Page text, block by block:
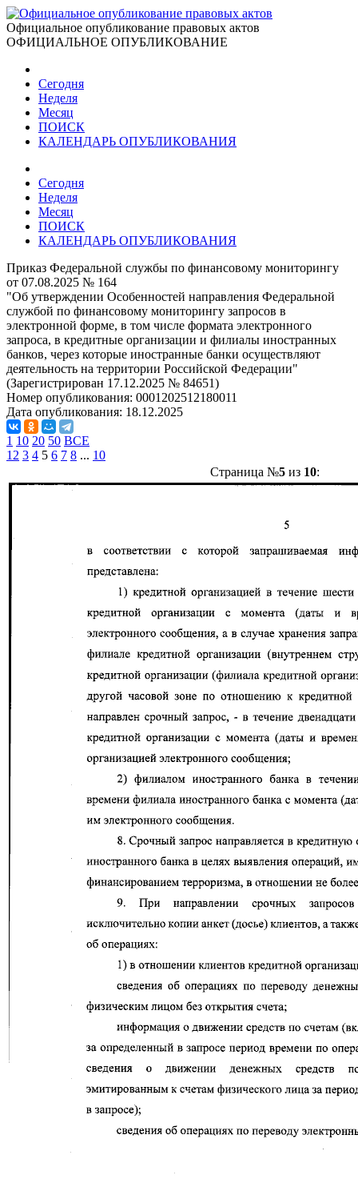
Официальное опубликование правовых актов
ОФИЦИАЛЬНОЕ ОПУБЛИКОВАНИЕ
Сегодня
Неделя
Месяц
ПОИСК
КАЛЕНДАРЬ ОПУБЛИКОВАНИЯ
Сегодня
Неделя
Месяц
ПОИСК
КАЛЕНДАРЬ ОПУБЛИКОВАНИЯ
Приказ Федеральной службы по финансовому мониторингу
от 07.08.2025 № 164
"Об утверждении Особенностей направления Федеральной
службой по финансовому мониторингу запросов в
электронной форме, в том числе формата электронного
запроса, в кредитные организации и филиалы иностранных
банков, через которые иностранные банки осуществляют
деятельность на территории Российской Федерации"
(Зарегистрирован 17.12.2025 № 84651)
Номер опубликования: 0001202512180011
Дата опубликования: 18.12.2025
1 10 20 50 ВСЕ
1 2 3 4 5 6 7 8 ... 10
Страница №5из 10: